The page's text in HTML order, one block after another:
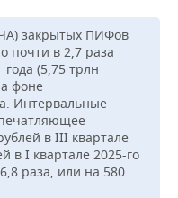
закрытых ПИФов
почти в 2,7 раза
(5,75 трлн
фоне
Интервальные
в III квартале
в I квартале 2025-го
раза, или на 580